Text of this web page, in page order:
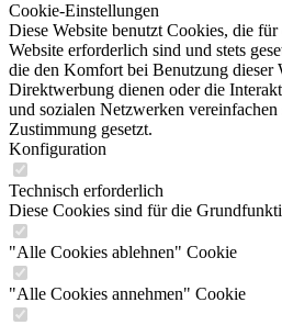
Cookie-Einstellungen
Diese Website benutzt Cookies, die
Website erforderlich sind und stets
die den Komfort bei Benutzung dieser
Direktwerbung dienen oder die
und sozialen Netzwerken
Zustimmung gesetzt.
Konfiguration
Technisch erforderlich
Diese Cookies sind für die
"Alle Cookies ablehnen" Cookie
"Alle Cookies annehmen" Cookie